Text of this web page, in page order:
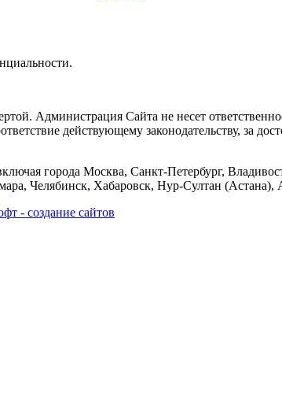
Администрация Сайта не несет
действующему законодательству, за
города Москва, Санкт-Петербург,
Челябинск, Хабаровск, Нур-Султан (Астана),
- создание сайтов